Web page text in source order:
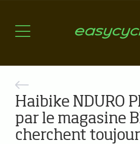
Aspects techniques
Nos critères de sélection
Questions / Réponses
A jour
News
Haibike NDURO
par le magasine
cherchent